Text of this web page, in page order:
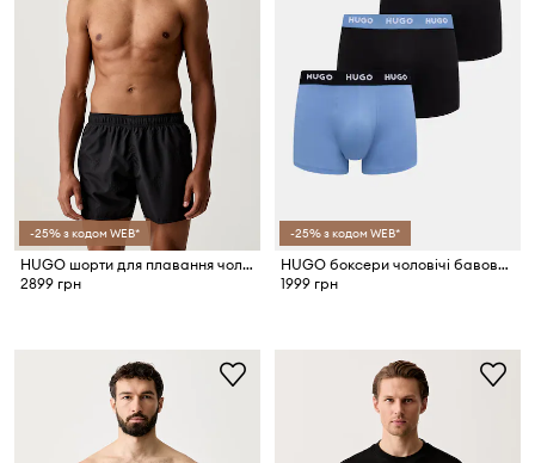
-25% з кодом WEB*
HUGO шорти для плавання чоловічі TONAL_LOGO
2899 грн
-25% з кодом WEB*
HUGO боксери чоловічі бавовняні з еластаном TRUNK TRIPLET PACK 3-pack
1999 грн